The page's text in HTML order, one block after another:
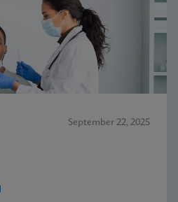
September 22, 2025